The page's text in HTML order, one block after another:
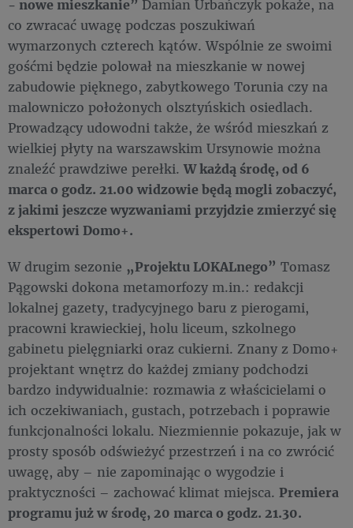
- nowe mieszkanie” Damian Urbańczyk pokaże, na
co zwracać uwagę podczas poszukiwań
wymarzonych czterech kątów. Wspólnie ze swoimi
gośćmi będzie polował na mieszkanie w nowej
zabudowie pięknego, zabytkowego Torunia czy na
malowniczo położonych olsztyńskich osiedlach.
Prowadzący udowodni także, że wśród mieszkań z
wielkiej płyty na warszawskim Ursynowie można
znaleźć prawdziwe perełki.W każdą środę, od 6
marca o godz. 21.00 widzowie będą mogli zobaczyć,
z jakimi jeszcze wyzwaniami przyjdzie zmierzyć się
ekspertowi Domo+.
W drugim sezonie „Projektu LOKALnego” Tomasz
Pągowski dokona metamorfozy m.in.: redakcji
lokalnej gazety, tradycyjnego baru z pierogami,
pracowni krawieckiej, holu liceum, szkolnego
gabinetu pielęgniarki oraz cukierni. Znany z Domo+
projektant wnętrz do każdej zmiany podchodzi
bardzo indywidualnie: rozmawia z właścicielami o
ich oczekiwaniach, gustach, potrzebach i poprawie
funkcjonalności lokalu. Niezmiennie pokazuje, jak w
prosty sposób odświeżyć przestrzeń i na co zwrócić
uwagę, aby – nie zapominając o wygodzie i
praktyczności – zachować klimat miejsca. Premiera
programu już w środę, 20 marca o godz. 21.30.